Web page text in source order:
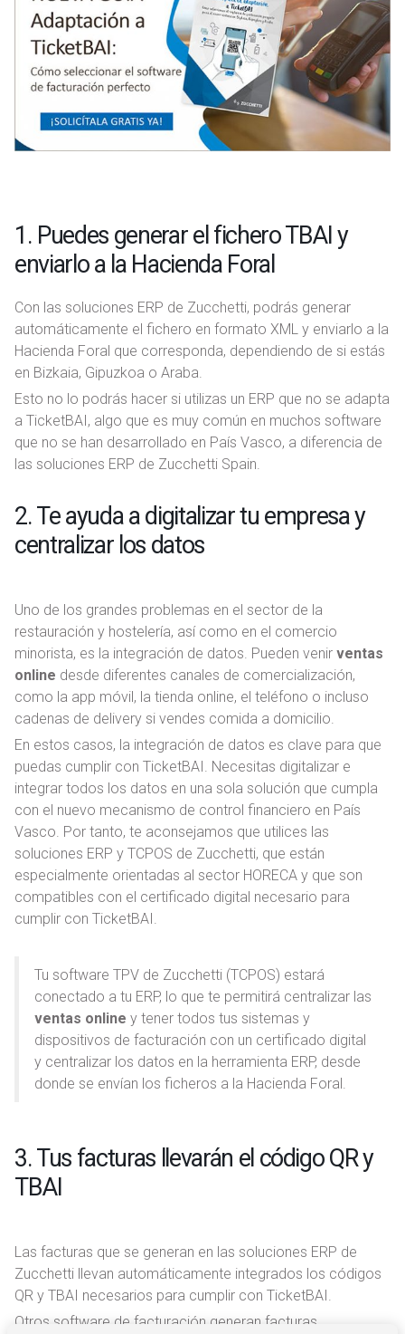
1. Puedes generar el fichero TBAI y
enviarlo a la Hacienda Foral
Con las soluciones ERP de Zucchetti, podrás generar
automáticamente el fichero en formato XML y enviarlo a la
Hacienda Foral que corresponda, dependiendo de si estás
en Bizkaia, Gipuzkoa o Araba.
Esto no lo podrás hacer si utilizas un ERP que no se adapta
a TicketBAI, algo que es muy común en muchos software
que no se han desarrollado en País Vasco, a diferencia de
las soluciones ERP de Zucchetti Spain.
2. Te ayuda a digitalizar tu empresa y
centralizar los datos
Uno de los grandes problemas en el sector de la
restauración y hostelería, así como en el comercio
minorista, es la integración de datos. Pueden venir ventas
online desde diferentes canales de comercialización,
como la app móvil, la tienda online, el teléfono o incluso
cadenas de delivery si vendes comida a domicilio.
En estos casos, la integración de datos es clave para que
puedas cumplir con TicketBAI. Necesitas digitalizar e
integrar todos los datos en una sola solución que cumpla
con el nuevo mecanismo de control financiero en País
Vasco. Por tanto, te aconsejamos que utilices las
soluciones ERP y TCPOS de Zucchetti, que están
especialmente orientadas al sector HORECA y que son
compatibles con el certificado digital necesario para
cumplir con TicketBAI.
Tu software TPV de Zucchetti (TCPOS) estará
conectado a tu ERP, lo que te permitirá centralizar las
ventas online y tener todos tus sistemas y
dispositivos de facturación con un certificado digital
y centralizar los datos en la herramienta ERP, desde
donde se envían los ficheros a la Hacienda Foral.
3. Tus facturas llevarán el código QR y
TBAI
Las facturas que se generan en las soluciones ERP de
Zucchetti llevan automáticamente integrados los códigos
QR y TBAI necesarios para cumplir con TicketBAI.
Otros software de facturación generan facturas